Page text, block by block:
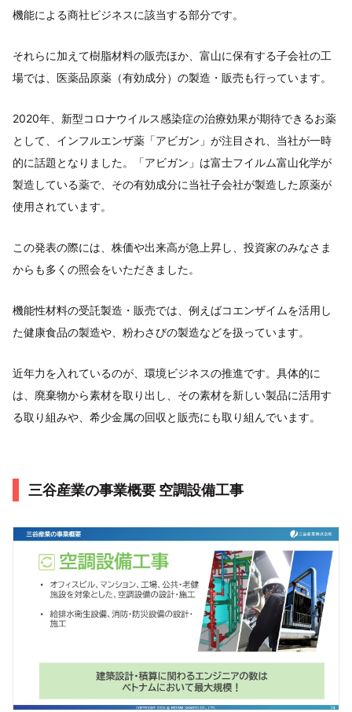
機能による商社ビジネスに該当する部分です。
それらに加えて樹脂材料の販売ほか、富山に保有する子会社の工
場では、医薬品原薬（有効成分）の製造・販売も行っています。
2020年、新型コロナウイルス感染症の治療効果が期待できるお薬
として、インフルエンザ薬「アビガン」が注目され、当社が一時
的に話題となりました。「アビガン」は富士フイルム富山化学が
製造している薬で、その有効成分に当社子会社が製造した原薬が
使用されています。
この発表の際には、株価や出来高が急上昇し、投資家のみなさま
からも多くの照会をいただきました。
機能性材料の受託製造・販売では、例えばコエンザイムを活用し
た健康食品の製造や、粉わさびの製造などを扱っています。
近年力を入れているのが、環境ビジネスの推進です。具体的に
は、廃棄物から素材を取り出し、その素材を新しい製品に活用す
る取り組みや、希少金属の回収と販売にも取り組んでいます。
三谷産業の事業概要 空調設備工事